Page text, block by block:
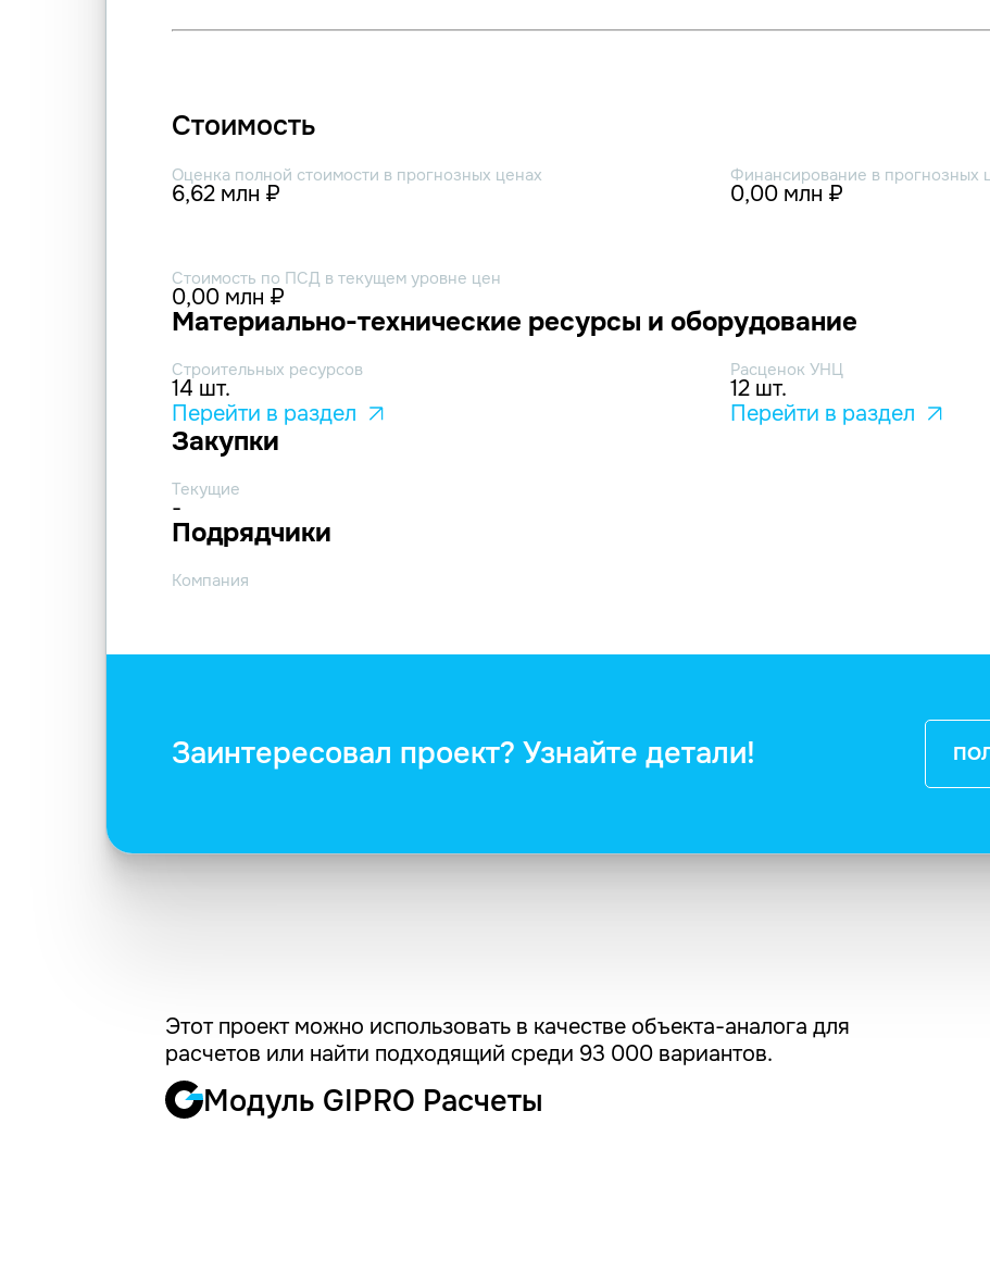
Стоимость
Оценка полной стоимости в прогнозных ценах
6,62 млн ₽
Финансирование в прогнозных
0,00 млн ₽
Стоимость по ПСД в текущем уровне цен
0,00 млн ₽
Материально-технические ресурсы и оборудование
Строительных ресурсов
14 шт.
Перейти в раздел
Расценок УНЦ
12 шт.
Перейти в раздел
Закупки
Текущие
-
Подрядчики
Компания
Заинтересовал проект? Узнайте детали!
Этот проект можно использовать в качестве объекта-аналога для
расчетов или найти подходящий среди 93 000 вариантов.
Модуль GIPRO Расчеты